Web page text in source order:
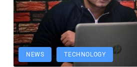
NEWS TECHNOLOGY